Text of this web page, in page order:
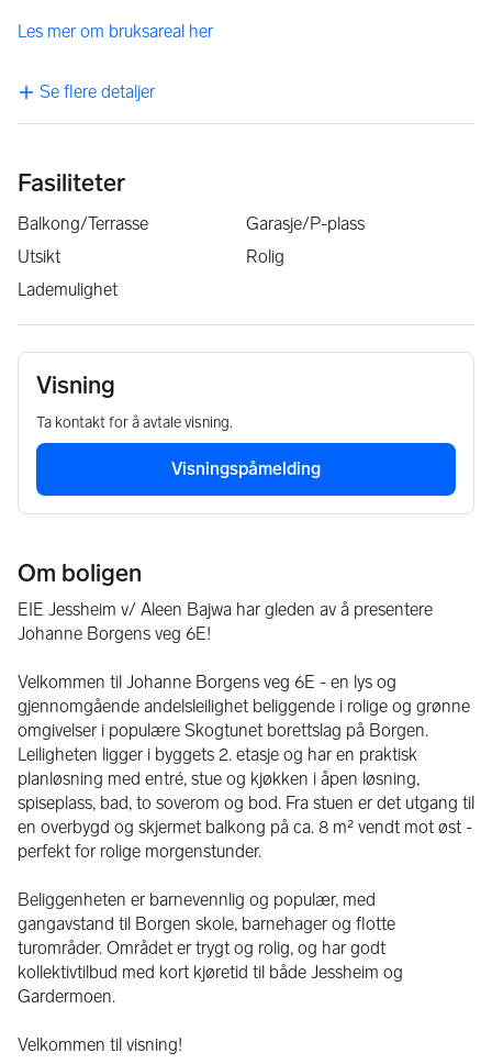
Les mer om bruksareal her
Se flere detaljer
Fasiliteter
Balkong/Terrasse
Garasje/P-plass
Utsikt
Rolig
Lademulighet
Visning
Ta kontakt for å avtale visning.
Visningspåmelding
Om boligen
EIE Jessheim v/ Aleen Bajwa har gleden av å presentere
Johanne Borgens veg 6E!
Velkommen til Johanne Borgens veg 6E - en lys og
gjennomgående andelsleilighet beliggende i rolige og grønne
omgivelser i populære Skogtunet borettslag på Borgen.
Leiligheten ligger i byggets 2. etasje og har en praktisk
planløsning med entré, stue og kjøkken i åpen løsning,
spiseplass, bad, to soverom og bod. Fra stuen er det utgang til
en overbygd og skjermet balkong på ca. 8 m² vendt mot øst -
perfekt for rolige morgenstunder.
Beliggenheten er barnevennlig og populær, med
gangavstand til Borgen skole, barnehager og flotte
turområder. Området er trygt og rolig, og har godt
kollektivtilbud med kort kjøretid til både Jessheim og
Gardermoen.
Velkommen til visning!